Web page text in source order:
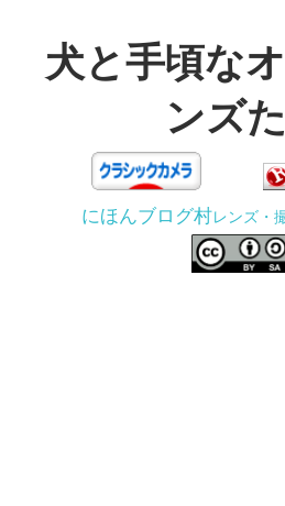
テ犬と手頃な
ンズ
にほんブログ村レンズ・